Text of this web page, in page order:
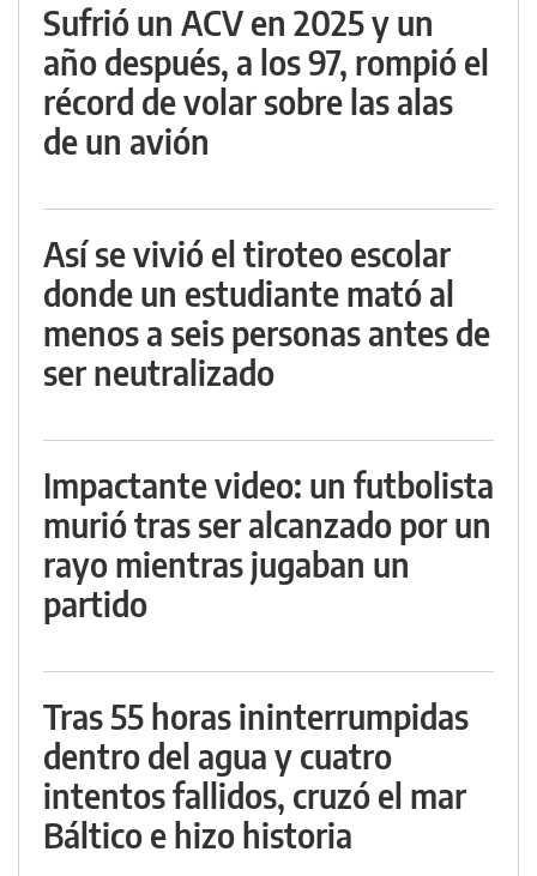
Sufrió un ACV en 2025 y un
año después, a los 97, rompió el
récord de volar sobre las alas
de un avión
Así se vivió el tiroteo escolar
donde un estudiante mató al
menos a seis personas antes de
ser neutralizado
Impactante video: un futbolista
murió tras ser alcanzado por un
rayo mientras jugaban un
partido
Tras 55 horas ininterrumpidas
dentro del agua y cuatro
intentos fallidos, cruzó el mar
Báltico e hizo historia